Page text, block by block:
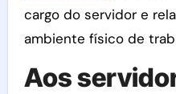
cargo do servidor e
ambiente físico de
Aos